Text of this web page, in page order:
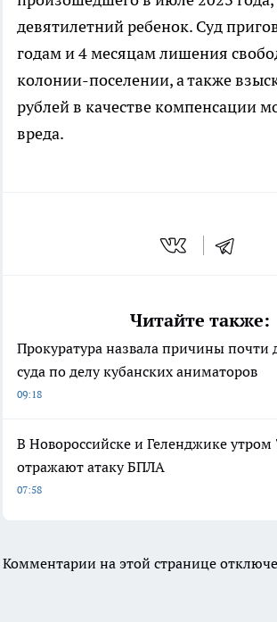
девятилетний ребенок. Суд
годам и 4 месяцам лишения
колонии-поселении, а также
рублей в качестве компенсации
вреда.
Читайте также:
Прокуратура назвала причины почти
суда по делу кубанских аниматоров
09:18
В Новороссийске и Геленджике утром
отражают атаку БПЛА
07:58
Комментарии на этой странице